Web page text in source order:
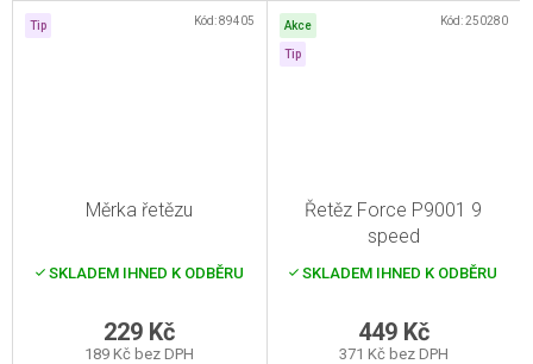
Tip
Měrka řetězu
SKLADEM IHNED K ODBĚRU
189 Kč bez DPH
229 Kč
Kód:89405 Akce
Tip
Řetěz Force P9001 9
speed
SKLADEM IHNED K ODBĚRU
371 Kč bez DPH
449 Kč
Kód:250280